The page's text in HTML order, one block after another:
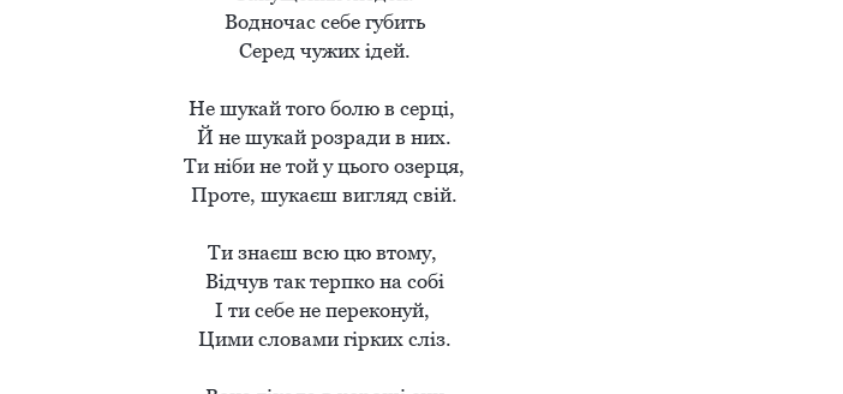
Водночас себе губить
Серед чужих ідей.
Не шукай того болю в серці,
Й не шукай розради в них.
Ти ніби не той у цього озерця,
Проте, шукаєш вигляд свій.
Ти знаєш всю цю втому,
Відчув так терпко на собі
І ти себе не переконуй,
Цими словами гірких сліз.